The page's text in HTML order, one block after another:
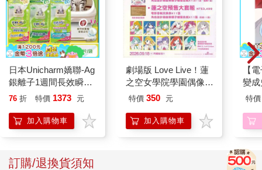
日本Unicharm嬌聯-Ag
銀離子1週間長效瞬吸
乾爽寵物消臭大師貓尿
防滲漏貓尿布/可觀察
尿色貓潔墊補充包/本
76 折 特價 1373 元
加入購物車
劇場版 Love Live！蓮
之空女學院學園偶像俱
樂部 Bloom Garden
特價 350 元
加入購物車
【
變成
(小
特價
訂購/退換貨須知